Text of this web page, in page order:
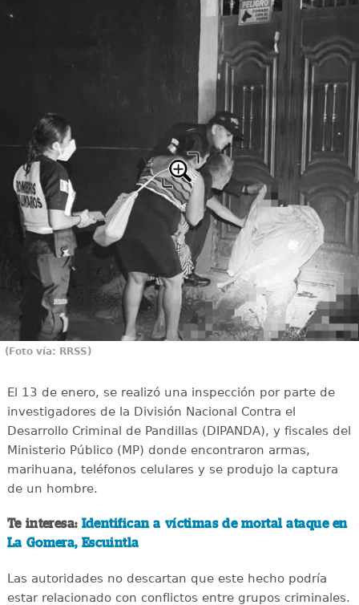
(Foto vía: RRSS)
El 13 de enero, se realizó una inspección por parte de
investigadores de la División Nacional Contra el
Desarrollo Criminal de Pandillas (DIPANDA), y fiscales del
Ministerio Público (MP) donde encontraron armas,
marihuana, teléfonos celulares y se produjo la captura
de un hombre.
Te interesa: Identifican a víctimas de mortal ataque en
La Gomera, Escuintla
Las autoridades no descartan que este hecho podría
estar relacionado con conflictos entre grupos criminales.